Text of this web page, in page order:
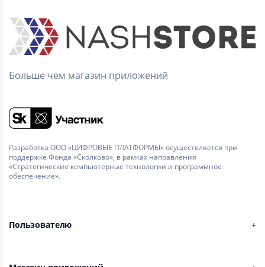
Больше чем магазин приложений
Разработка ООО «ЦИФРОВЫЕ ПЛАТФОРМЫ» осуществляется при
поддержке Фонда «Сколково», в рамках направления
«Стратегические компьютерные технологии и программное
обеспечение».
Пользователю